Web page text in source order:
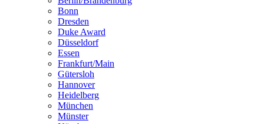
Bonn
Dresden
Duke Award
Düsseldorf
Essen
Frankfurt/Main
Gütersloh
Hannover
Heidelberg
München
Münster